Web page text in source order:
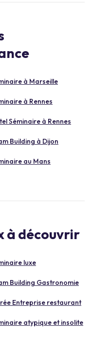
à Marseille
à Rennes
Séminaire à Rennes
Building à Dijon
au Mans
à découvrir
luxe
Building Gastronomie
Entreprise restaurant
atypique et insolite